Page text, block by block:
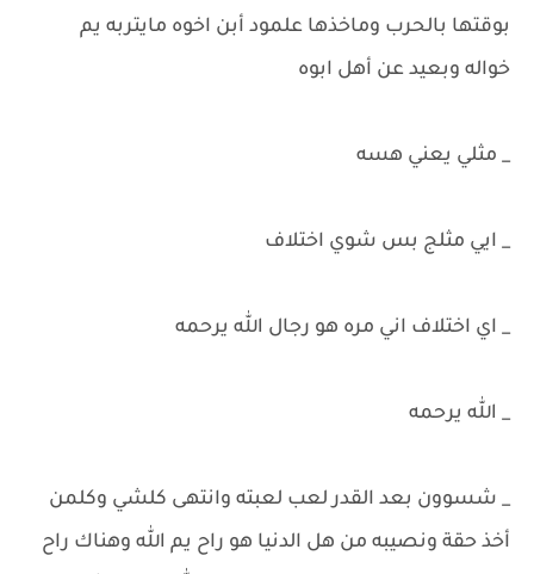
بوقتها بالحرب وماخذها علمود أبن اخوه مايتربه يم
خواله وبعيد عن أهل ابوه
_ مثلي يعني هسه
_ ايي مثلج بس شوي اختلاف
_ اي اختلاف اني مره هو رجال الله يرحمه
_ الله يرحمه
_ شسوون بعد القدر لعب لعبته وانتهى كلشي وكلمن
أخذ حقة ونصيبه من هل الدنيا هو راح يم الله وهناك راح